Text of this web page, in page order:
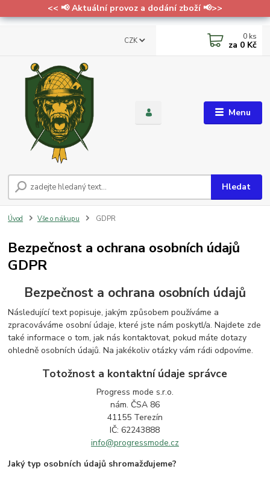
<< 📢 Aktuální provoz a dodání zboží 📢>>
Menu
CZK
Hledat
0 ks
za 0 Kč
Úvod Vše o nákupu GDPR
Bezpečnost a ochrana osobních údajů
GDPR
Bezpečnost a ochrana osobních údajů
Následující text popisuje, jakým způsobem používáme a
zpracováváme osobní údaje, které jste nám poskytl/a. Najdete zde
také informace o tom, jak nás kontaktovat, pokud máte dotazy
ohledně osobních údajů. Na jakékoliv otázky vám rádi odpovíme.
Totožnost a kontaktní údaje správce
Progress mode s.r.o.
nám. ČSA 86
41155 Terezín
IČ: 62243888
info@progressmode.cz
Jaký typ osobních údajů shromažďujeme?